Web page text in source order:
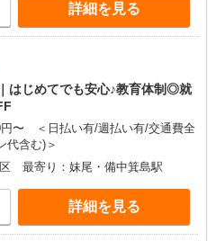
詳細を見る
はじめてでも安心♪教育体制◎就
円〜 ＜日払い有/週払い有/交通費全
代含む)＞
最寄り：妹尾・備中箕島駅
詳細を見る